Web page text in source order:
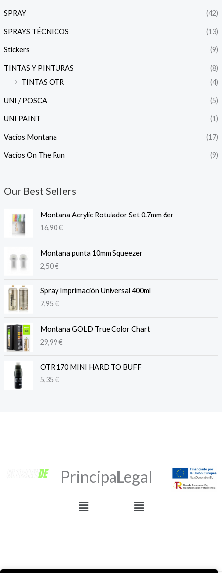
SPRAY (42)
SPRAYS TÉCNICOS (13)
Stickers (9)
TINTAS Y PINTURAS
(8)
TINTAS OTR
(4)
UNI / POSCA (5)
UNI PAINT (1)
Vacíos Montana (17)
Vacíos On The Run (9)
Our Best Sellers
Montana Acrylic Rotulador Set 0.7mm 6er
16,90€
Montana punta 10mm Squeezer
2,50€
Spray Imprimación Universal 400ml
7,95€
Montana GOLD True Color Chart
29,99€
OTR 170 MINI HARD TO BUFF
5,35€
Principal
Menú
Legal
Menú